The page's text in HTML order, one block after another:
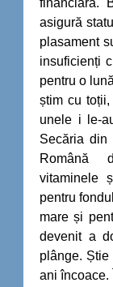
asigură
plasament
insuficienți
pentru o
știm cu
unele i le-
Secăria din
Română
vitaminele
pentru
mare și
devenit a
plânge. Știe
ani încoace.